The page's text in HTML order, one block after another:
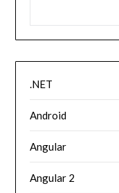
.NET
Android
Angular
Angular 2